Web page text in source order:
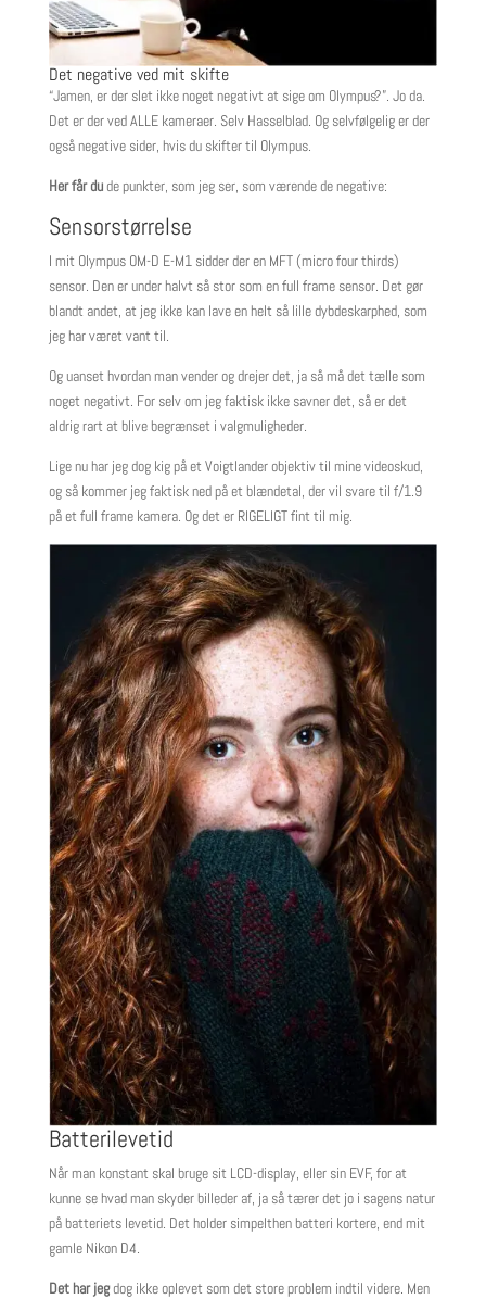
Det negative ved mit skifte
“Jamen, er der slet ikke noget negativt at sige om Olympus?”. Jo da.
Det er der ved ALLE kameraer. Selv Hasselblad. Og selvfølgelig er der
også negative sider, hvis du skifter til Olympus.
Her får dude punkter, som jeg ser, som værende de negative:
Sensorstørrelse
I mit Olympus OM-D E-M1 sidder der en MFT (micro four thirds)
sensor. Den er under halvt så stor som en full frame sensor. Det gør
blandt andet, at jeg ikke kan lave en helt så lille dybdeskarphed, som
jeg har været vant til.
Og uanset hvordan man vender og drejer det, ja så må det tælle som
noget negativt. For selv om jeg faktisk ikke savner det, så er det
aldrig rart at blive begrænset i valgmuligheder.
Lige nu har jeg dog kig på et Voigtlander objektiv til mine videoskud,
og så kommer jeg faktisk ned på et blændetal, der vil svare til f/1.9
på et full frame kamera. Og det er RIGELIGT fint til mig.
Batterilevetid
Når man konstant skal bruge sit LCD-display, eller sin EVF, for at
kunne se hvad man skyder billeder af, ja så tærer det jo i sagens natur
på batteriets levetid. Det holder simpelthen batteri kortere, end mit
gamle Nikon D4.
Det har jegdog ikke oplevet som det store problem indtil videre. Men